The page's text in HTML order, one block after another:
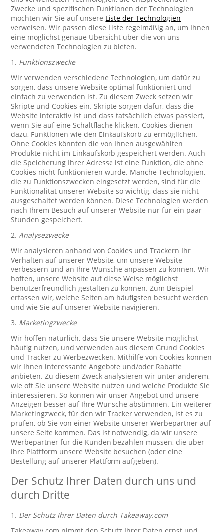
Zwecke und spezifischen Funktionen der Technologien
möchten wir Sie auf unsere Liste der Technologien
verweisen. Wir passen diese Liste regelmäßig an, um Ihnen
eine möglichst genaue Übersicht über die von uns
verwendeten Technologien zu bieten.
1. Funktionszwecke
Wir verwenden verschiedene Technologien, um dafür zu
sorgen, dass unsere Website optimal funktioniert und
einfach zu verwenden ist. Zu diesem Zweck setzen wir
Skripte und Cookies ein. Skripte sorgen dafür, dass die
Website interaktiv ist und dass tatsächlich etwas passiert,
wenn Sie auf eine Schaltfläche klicken. Cookies dienen
dazu, Funktionen wie den Einkaufskorb zu ermöglichen.
Ohne Cookies könnten die von Ihnen ausgewählten
Produkte nicht im Einkaufskorb gespeichert werden. Auch
die Speicherung Ihrer Adresse ist eine Funktion, die ohne
Cookies nicht funktionieren würde. Manche Technologien,
die zu Funktionszwecken eingesetzt werden, sind für die
Funktionalität unserer Website so wichtig, dass sie nicht
ausgeschaltet werden können. Diese Technologien werden
nach Ihrem Besuch auf unserer Website nur für ein paar
Stunden gespeichert.
2.Analysezwecke
Wir analysieren anhand von Cookies und Trackern Ihr
Verhalten auf unserer Website, um unsere Website
verbessern und an Ihre Wünsche anpassen zu können. Wir
hoffen, unsere Website auf diese Weise möglichst
benutzerfreundlich gestalten zu können. Zum Beispiel
erfassen wir, welche Seiten am häufigsten besucht werden
und wie Sie auf unserer Website navigieren.
3. Marketingzwecke
Wir hoffen natürlich, dass Sie unsere Website möglichst
häufig nutzen, und verwenden aus diesem Grund Cookies
und Tracker zu Werbezwecken. Mithilfe von Cookies können
wir Ihnen interessante Angebote und/oder Rabatte
anbieten. Zu diesem Zweck analysieren wir unter anderem,
wie oft Sie unsere Website nutzen und welche Produkte Sie
interessieren. So können wir unser Angebot und unsere
Anzeigen besser auf Ihre Wünsche abstimmen. Ein weiterer
Marketingzweck, für den wir Tracker verwenden, ist es zu
prüfen, ob Sie von einer Website unserer Werbepartner auf
unsere Seite kommen. Das ist notwendig, da wir unsere
Werbepartner für die Kunden bezahlen müssen, die über
ihre Plattform unsere Website besuchen (oder eine
Bestellung auf unserer Plattform aufgeben).
Der Schutz Ihrer Daten durch uns und
durch Dritte
1. Der Schutz Ihrer Daten durch Takeaway.com